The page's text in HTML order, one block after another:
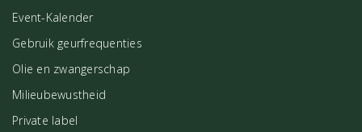
Event-Kalender
Gebruik geurfrequenties
Olie en zwangerschap
Milieubewustheid
Private label